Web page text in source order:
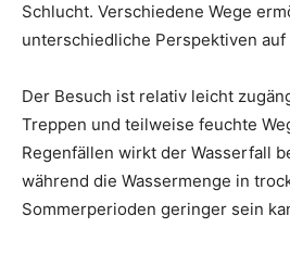
Schlucht. Verschiedene Wege
unterschiedliche Perspektiven auf
Der Besuch ist relativ leicht
Treppen und teilweise feuchte
Regenfällen wirkt der Wasserfall
während die Wassermenge in
Sommerperioden geringer sein